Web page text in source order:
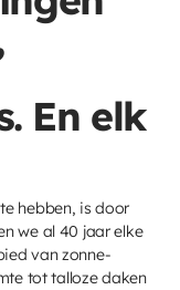
En elk
hebben, is door
we al 40 jaar elke
van zonne-
tot talloze daken